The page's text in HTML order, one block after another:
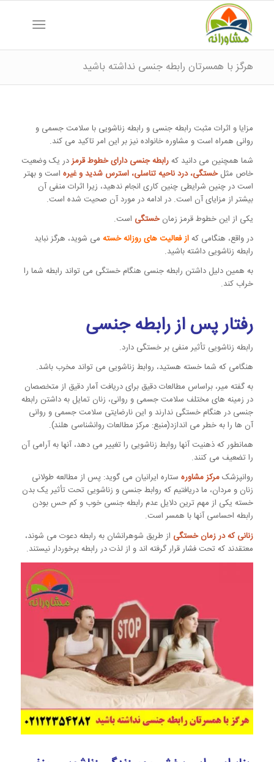
هرگز با همسرتان رابطه جنسی نداشته باشید
مزایا و اثرات مثبت رابطه جنسی و رابطه زناشویی با سلامت جسمی و
روانی همراه است و مشاوره خانواده نیز بر این امر تاکید می کند.
شما همچنین می دانید کهرابطه جنسی دارای خطوط قرمز در یک وضعیت
خاص مثلخستگی، درد ناحیه تناسلی، استرس شدید و غیرهاست و بهتر
است در چنین شرایطی چنین کاری انجام ندهید، زیرا اثرات منفی آن
بیشتر از مزایای آن است. در ادامه در مورد آن صحیت شده است.
یکی از این خطوط قرمز زمانخستگی است.
در واقع، هنگامی کهاز فعالیت های روزانه خستهمی شوید، هرگز نباید
رابطه زناشویی داشته باشید.
به همین دلیل داشتن رابطه جنسی هنگام خستگی می تواند رابطه شما را
خراب کند.
رفتار پس از رابطه جنسی
رابطه زناشویی تأثیر منفی بر خستگی دارد.
هنگامی که شما خسته هستید، روابط زناشویی می تواند مخرب باشد.
به گفته میر، براساس مطالعات دقیق برای دریافت آمار دقیق از متخصصان
در زمینه های مختلف سلامت جسمی و روانی، زنان تمایل به داشتن رابطه
جنسی در هنگام خستگی ندارند و این نارضایتی سلامت جسمی و روانی
آن ها را به خطر می اندازد(منبع: مرکز مطالعات روانشناسی هلند).
همانطور که ذهنیت آنها روابط زناشویی را تغییر می دهد، آنها به آرامی آن
را تضعیف می کنند.
روانپزشکمرکز مشاورهستاره ایرانیان می گوید: پس از مطالعه طولانی
زنان و مردان، ما دریافتیم که روابط جنسی و زناشویی تحت تأثیر یک بدن
خسته یکی از مهم ترین دلایل عدم رابطه جنسی خوب و کم حس بودن
رابطه احساسی آنها با همسر است.
زنانی که در زمان خستگی از طریق شوهرانشان به رابطه دعوت می شوند،
معتقدند که تحت فشار قرار گرفته اند و از لذت در رابطه برخوردار نیستند.